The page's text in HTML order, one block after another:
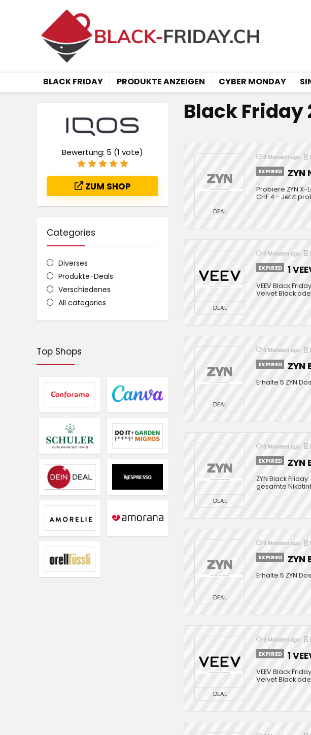
BLACK FRIDAY PRODUKTE ANZEIGEN CYBER MONDAY
Black Friday
Bewertung: 5 (1 vote)
ZUM SHOP
Categories
Diverses
Produkte-Deals
Verschiedenes
All categories
DEAL
8 Monaten ago
EXPIRED
Probiere ZYN X-
CHF 4.- Jetzt
DEAL
8 Monaten ago
EXPIRED 1
VEEV Black
Velvet Black
DEAL
8 Monaten ago
EXPIRED ZYN
Erhalte 5 ZYN
DEAL
8 Monaten ago
EXPIRED ZYN
ZYN Black
gesamte
DEAL
9 Monaten ago
EXPIRED ZYN
Erhalte 5 ZYN
DEAL
9 Monaten ago
EXPIRED 1
VEEV Black
Velvet Black
Top Shops